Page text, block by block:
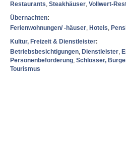
Restaurants, Steakhäuser, Vollwert-
Übernachten:
Ferienwohnungen/ -häuser, Hotels,
Kultur, Freizeit & Dienstleister:
Betriebsbesichtigungen, Dienstleister,
Personenbeförderung, Schlösser,
Tourismus